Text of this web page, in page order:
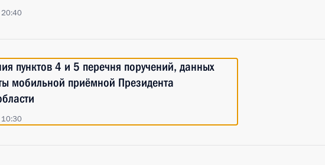
20:40
пунктов 4 и 5 перечня поручений, данных
мобильной приёмной Президента
10:30